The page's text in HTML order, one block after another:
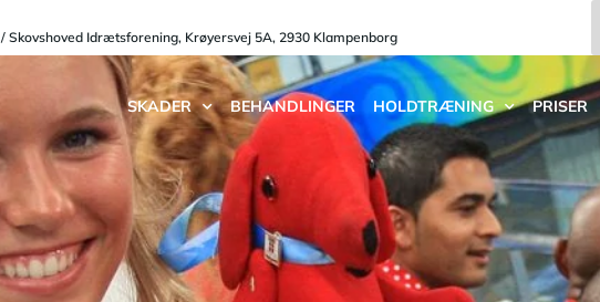
Skovshoved Idrætsforening, Krøyersvej 5A, 2930 Klampenborg
SKADER BEHANDLINGER HOLDTRÆNING PRISER